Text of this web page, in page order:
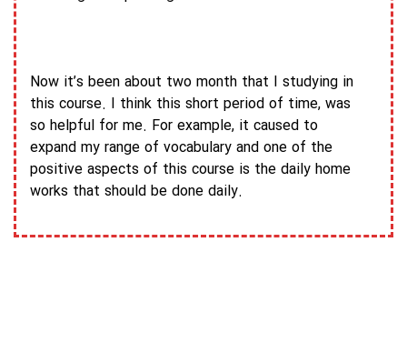
Now it’s been about two month that I studying in
this course. I think this short period of time, was
so helpful for me. For example, it caused to
expand my range of vocabulary and one of the
positive aspects of this course is the daily home
works that should be done daily.